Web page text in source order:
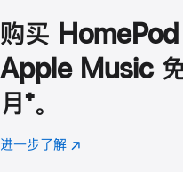
购买 HomePod
Apple Music
月 脚
注
⁺。
进一步了解 Apple
(在